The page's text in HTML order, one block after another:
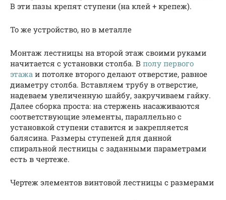
В эти пазы крепят ступени (на клей + крепеж).
То же устройство, но в металле
Монтаж лестницы на второй этаж своими руками
начитается с установки столба. В полу первого
этажа и потолке второго делают отверстие, равное
диаметру столба. Вставляем трубу в отверстие,
надеваем увеличенную шайбу, закручиваем гайку.
Далее сборка проста: на стержень насаживаются
соответствующие элементы, параллельно с
установкой ступени ставится и закрепляется
балясина. Размеры ступеней для данной
спиральной лестницы с заданными параметрами
есть в чертеже.
Чертеж элементов винтовой лестницы с размерами